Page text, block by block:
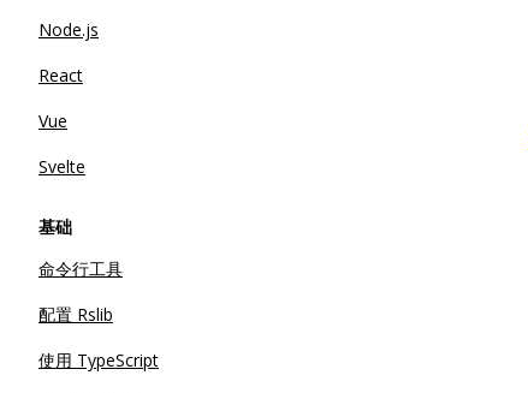
Node.js
React
Vue
Svelte
基础
命令行工具
配置 Rslib
使用 TypeScript